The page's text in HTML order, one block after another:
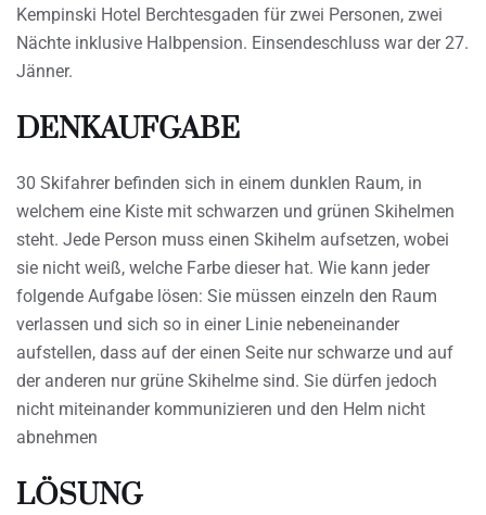
Kempinski Hotel Berchtesgaden für zwei Personen, zwei
Nächte inklusive Halbpension. Einsendeschluss war der 27.
Jänner.
DENKAUFGABE
30 Skifahrer befinden sich in einem dunklen Raum, in
welchem eine Kiste mit schwarzen und grünen Skihelmen
steht. Jede Person muss einen Skihelm aufsetzen, wobei
sie nicht weiß, welche Farbe dieser hat. Wie kann jeder
folgende Aufgabe lösen: Sie müssen einzeln den Raum
verlassen und sich so in einer Linie nebeneinander
aufstellen, dass auf der einen Seite nur schwarze und auf
der anderen nur grüne Skihelme sind. Sie dürfen jedoch
nicht miteinander kommunizieren und den Helm nicht
abnehmen
LÖSUNG